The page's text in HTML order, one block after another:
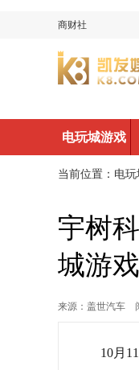
商财社
电玩城游戏
大厅首页
当前位置： 电
宇树
城游
来源：盖世汽车
10月